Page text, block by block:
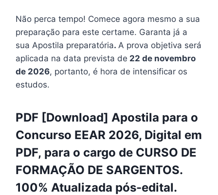
Não perca tempo! Comece agora mesmo a sua
preparação para este certame. Garanta já a
sua Apostila preparatória. A prova objetiva será
aplicada na data prevista de 22 de novembro
de 2026, portanto, é hora de intensificar os
estudos.
PDF [Download] Apostila para o
Concurso EEAR 2026, Digital em
PDF, para o cargo de CURSO DE
FORMAÇÃO DE SARGENTOS.
100% Atualizada pós-edital.